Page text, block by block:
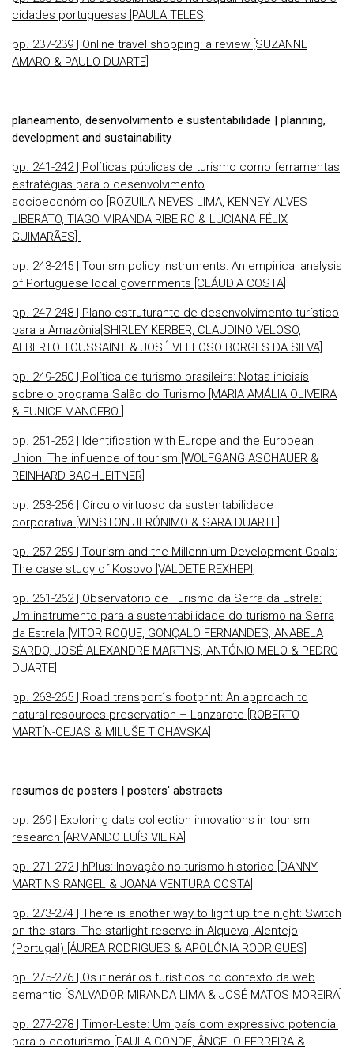
cidades portuguesas [PAULA TELES]
pp. 237-239 | Online travel shopping: a review [SUZANNE
AMARO & PAULO DUARTE]
planeamento, desenvolvimento e sustentabilidade | planning,
development and sustainability
pp. 241-242 | Políticas públicas de turismo como ferramentas
estratégias para o desenvolvimento
socioeconómico [ROZUILA NEVES LIMA, KENNEY ALVES
LIBERATO, TIAGO MIRANDA RIBEIRO & LUCIANA FÉLIX
GUIMARÃES]
pp. 243-245 | Tourism policy instruments: An empirical analysis
of Portuguese local governments [CLÁUDIA COSTA]
pp. 247-248 | Plano estruturante de desenvolvimento turístico
para a Amazônia[SHIRLEY KERBER, CLAUDINO VELOSO,
ALBERTO TOUSSAINT & JOSÉ VELLOSO BORGES DA SILVA]
pp. 249-250 | Política de turismo brasileira: Notas iniciais
sobre o programa Salão do Turismo [MARIA AMÁLIA OLIVEIRA
& EUNICE MANCEBO ]
pp. 251-252 | Identification with Europe and the European
Union: The influence of tourism [WOLFGANG ASCHAUER &
REINHARD BACHLEITNER]
pp. 253-256 | Círculo virtuoso da sustentabilidade
corporativa [WINSTON JERÓNIMO & SARA DUARTE]
pp. 257-259 | Tourism and the Millennium Development Goals:
The case study of Kosovo [VALDETE REXHEPI]
pp. 261-262 | Observatório de Turismo da Serra da Estrela:
Um instrumento para a sustentabilidade do turismo na Serra
da Estrela [VITOR ROQUE, GONÇALO FERNANDES, ANABELA
SARDO, JOSÉ ALEXANDRE MARTINS, ANTÓNIO MELO & PEDRO
DUARTE]
pp. 263-265 | Road transport´s footprint: An approach to
natural resources preservation – Lanzarote [ROBERTO
MARTÍN-CEJAS & MILUŠE TICHAVSKA]
resumos de posters | posters' abstracts
pp. 269 | Exploring data collection innovations in tourism
research [ARMANDO LUÍS VIEIRA]
pp. 271-272 | hPlus: Inovação no turismo historico [DANNY
MARTINS RANGEL & JOANA VENTURA COSTA]
pp. 273-274 | There is another way to light up the night: Switch
on the stars! The starlight reserve in Alqueva, Alentejo
(Portugal) [ÁUREA RODRIGUES & APOLÓNIA RODRIGUES]
pp. 275-276 | Os itinerários turísticos no contexto da web
semantic [SALVADOR MIRANDA LIMA & JOSÉ MATOS MOREIRA]
pp. 277-278 | Timor-Leste: Um país com expressivo potencial
para o ecoturismo [PAULA CONDE, ÂNGELO FERREIRA &